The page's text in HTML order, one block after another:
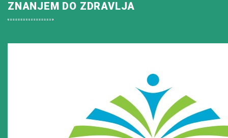
ZNANJEM DO ZDRAVLJA